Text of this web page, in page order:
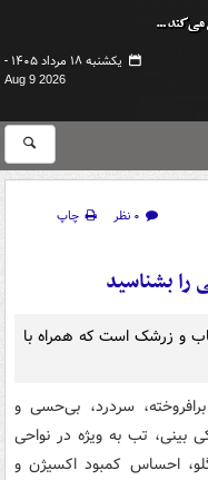
یکشنبه ۱۸ مرداد ۱۴۰۵ -
Aug 9 2026
۰ نظر
چاپ
را بشناسید
و زرشک است که همراه با
سردرد، بی‌حسی و
تب به ویژه در نواحی
احساس کمبود اکسیژن و